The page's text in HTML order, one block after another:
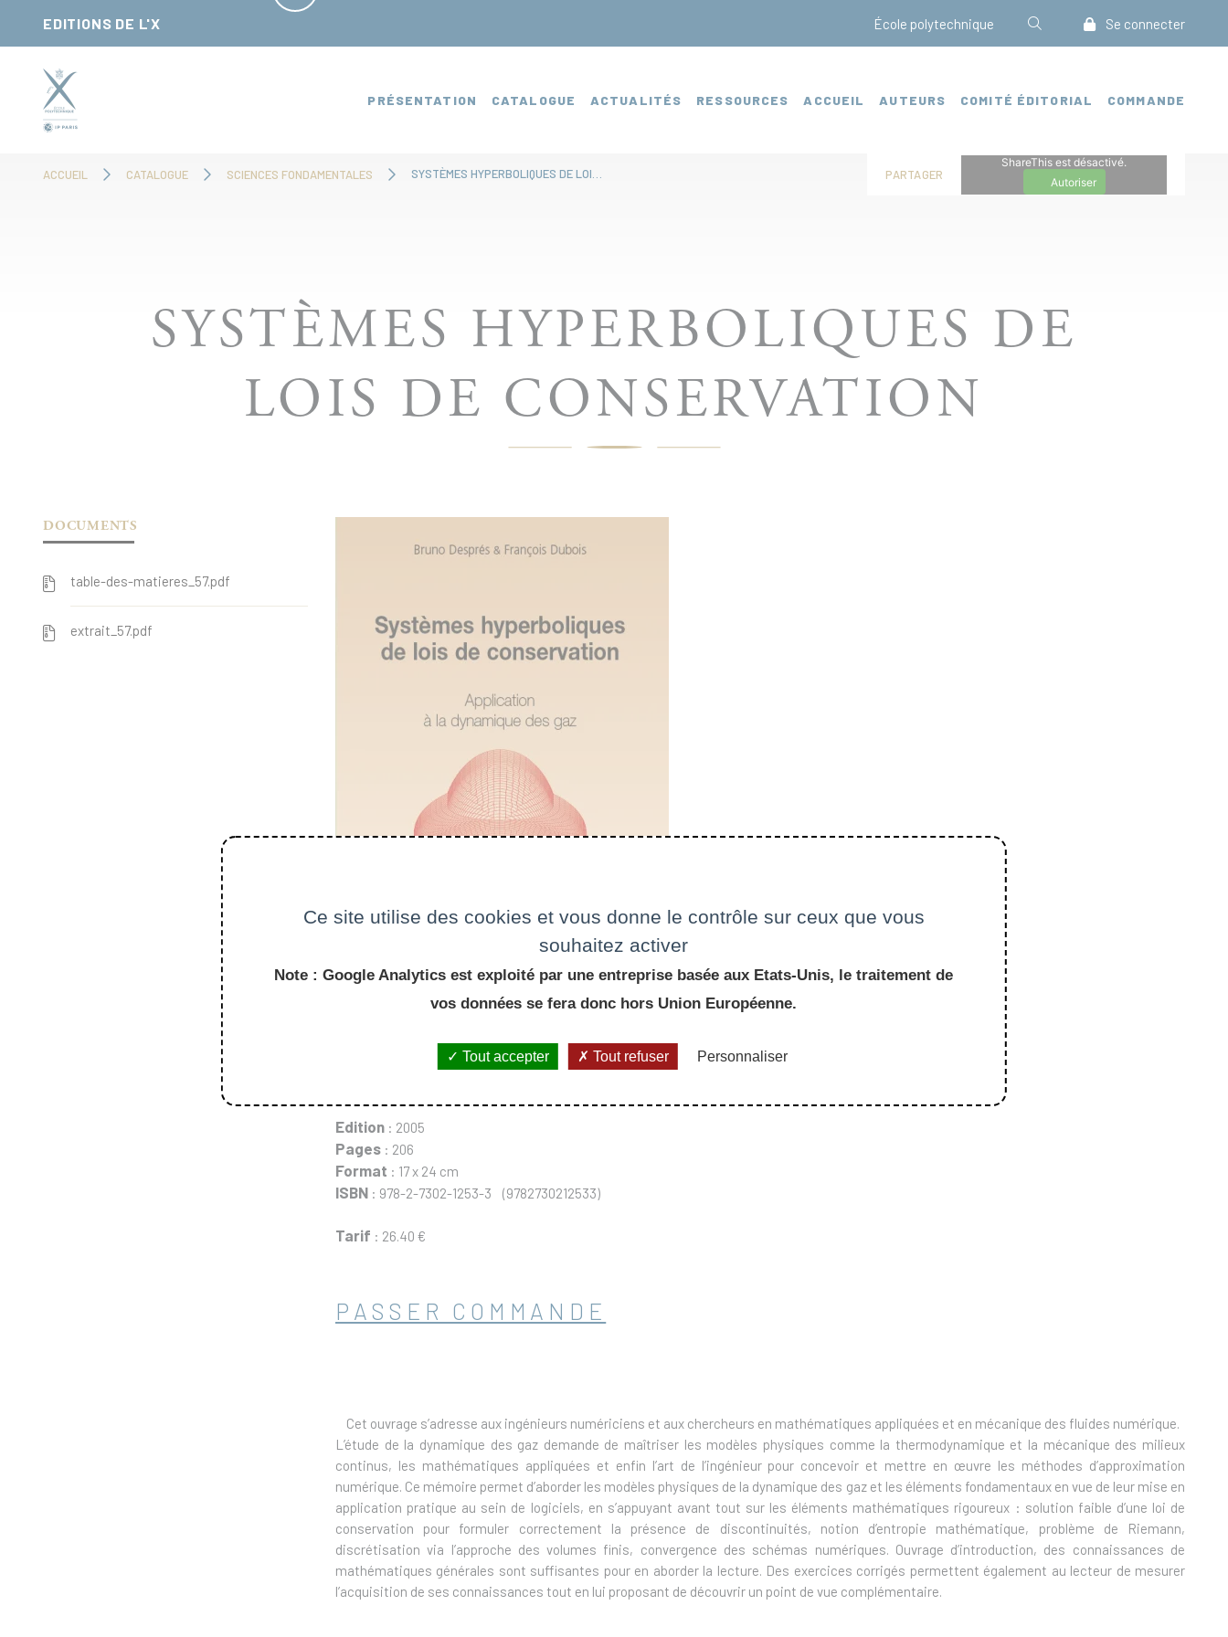
EDITIONS DE L'X École polytechnique Se connecter
PRÉSENTATION CATALOGUE ACTUALITÉS RESSOURCES ACCUEIL AUTEURS COMITÉ ÉDITORIAL COMMANDE
ACCUEIL CATALOGUE SCIENCES FONDAMENTALES PARTAGER
ShareThis est désactivé.
Autoriser
SYSTÈMES HYPERBOLIQUES DE
LOIS DE CONSERVATION
DOCUMENTS
table-des-matieres_57.pdf
extrait_57.pdf
Edition : 2005
Pages : 206
Format : 17 x 24 cm
ISBN : 978-2-7302-1253-3 (9782730212533)
Tarif : 26.40 €
PASSER COMMANDE
Cet ouvrage s’adresse aux ingénieurs numériciens et aux chercheurs en mathématiques appliquées et en mécanique des fluides numérique.
L’étude de la dynamique des gaz demande de maîtriser les modèles physiques comme la thermodynamique et la mécanique des milieux
continus, les mathématiques appliquées et enfin l’art de l’ingénieur pour concevoir et mettre en œuvre les méthodes d’approximation
numérique. Ce mémoire permet d’aborder les modèles physiques de la dynamique des gaz et les éléments fondamentaux en vue de leur mise en
application pratique au sein de logiciels, en s’appuyant avant tout sur les éléments mathématiques rigoureux : solution faible d’une loi de
conservation pour formuler correctement la présence de discontinuités, notion d’entropie mathématique, problème de Riemann,
discrétisation via l’approche des volumes finis, convergence des schémas numériques. Ouvrage d’introduction, des connaissances de
mathématiques générales sont suffisantes pour en aborder la lecture. Des exercices corrigés permettent également au lecteur de mesurer
l’acquisition de ses connaissances tout en lui proposant de découvrir un point de vue complémentaire.
Ce site utilise des cookies et vous donne le contrôle sur ceux que vous
souhaitez activer
Note : Google Analytics est exploité par une entreprise basée aux Etats-Unis, le traitement de
vos données se fera donc hors Union Européenne.
Tout accepter Tout refuser Personnaliser